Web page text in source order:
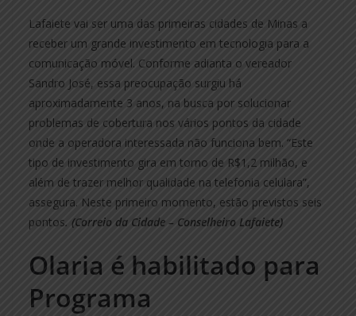
Lafaiete vai ser uma das primeiras cidades de Minas a
receber um grande investimento em tecnologia para a
comunicação móvel. Conforme adianta o vereador
Sandro José, essa preocupação surgiu há
aproximadamente 3 anos, na busca por solucionar
problemas de cobertura nos vários pontos da cidade
onde a operadora interessada não funciona bem. “Este
tipo de investimento gira em torno de R$1,2 milhão, e
além de trazer melhor qualidade na telefonia celulara”,
assegura. Neste primeiro momento, estão previstos seis
pontos. (Correio da Cidade – Conselheiro Lafaiete)
Olaria é habilitado para
Programa